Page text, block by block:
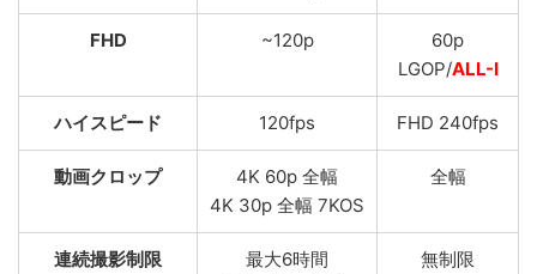
FHD ~120p
60p
LGOP/ALL-I
ハイスピード 120fps FHD 240fps
動画クロップ
4K 60p 全幅
4K 30p 全幅 7KOS
全幅
連続撮影制限
最大6時間
無制限